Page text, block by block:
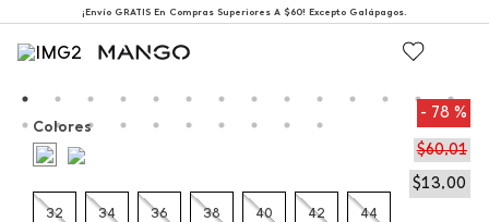
¡Envío GRATIS En Compras Superiores A $60! Excepto Galápagos.
78 %
$60,01
$13,00
Colores
32 34 36 38 40 42 44